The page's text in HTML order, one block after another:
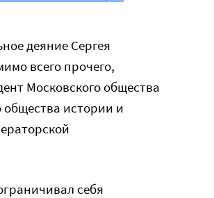
деяние Сергея
всего прочего,
Московского общества
истории и
себя